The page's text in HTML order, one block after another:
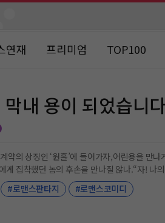
연재 프리미엄 TOP100
내 용이 되었습니
약의 상징인 ‘원홀’에 들어가자,어린용을 만
게 집착했던 놈의 후손을 만나질 않나.“자!
우리막내”“메레니오빠가재들 때찌해 줄까
으로 돌아갈 수 있기는 한 거야?#육아물#일상물
#로맨스판타지 #로맨스코미디